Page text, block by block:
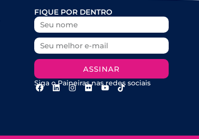
FIQUE POR DENTRO
ASSINAR
Siga o Paineiras nas redes sociais